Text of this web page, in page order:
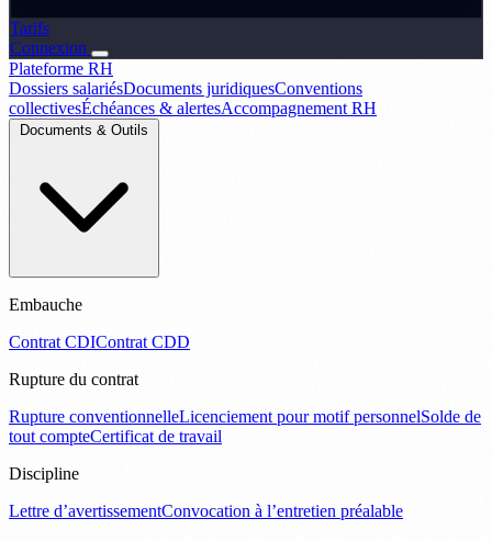
Tarifs
Connexion
Plateforme RH
Dossiers salariésDocuments juridiquesConventions
collectivesÉchéances & alertesAccompagnement RH
Embauche
Contrat CDIContrat CDD
Rupture du contrat
Rupture conventionnelleLicenciement pour motif personnelSolde de
tout compteCertificat de travail
Discipline
Lettre d’avertissementConvocation à l’entretien préalable